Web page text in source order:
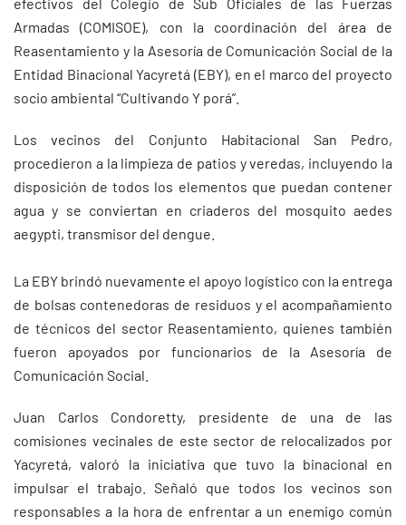
Armadas (COMISOE), con la coordinación del área de
Reasentamiento y la Asesoría de Comunicación Social de la
Entidad Binacional Yacyretá (EBY), en el marco del proyecto
socio ambiental “Cultivando Y porá”.
Los vecinos del Conjunto Habitacional San Pedro,
procedieron a la limpieza de patios y veredas, incluyendo la
disposición de todos los elementos que puedan contener
agua y se conviertan en criaderos del mosquito aedes
aegypti, transmisor del dengue.
La EBY brindó nuevamente el apoyo logístico con la entrega
de bolsas contenedoras de residuos y el acompañamiento
de técnicos del sector Reasentamiento, quienes también
fueron apoyados por funcionarios de la Asesoría de
Comunicación Social.
Juan Carlos Condoretty, presidente de una de las
comisiones vecinales de este sector de relocalizados por
Yacyretá, valoró la iniciativa que tuvo la binacional en
impulsar el trabajo. Señaló que todos los vecinos son
responsables a la hora de enfrentar a un enemigo común